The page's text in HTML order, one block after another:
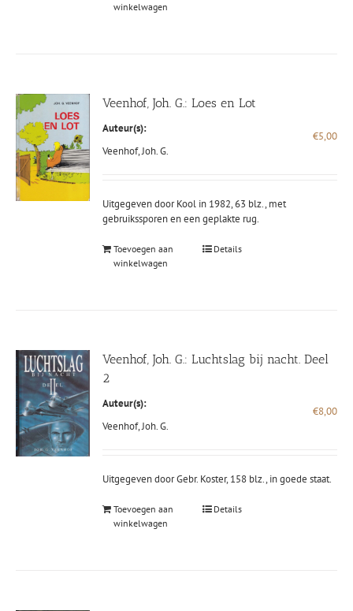
winkelwagen
Veenhof, Joh. G.: Loes en Lot
Auteur(s):
Veenhof, Joh. G.
€5,00
Uitgegeven door Kool in 1982, 63 blz., met
gebruikssporen en een geplakte rug.
Toevoegen aan
winkelwagen
Details
Veenhof, Joh. G.: Luchtslag bij nacht. Deel
2
Auteur(s):
Veenhof, Joh. G.
€8,00
Uitgegeven door Gebr. Koster, 158 blz., in goede staat.
Toevoegen aan
winkelwagen
Details